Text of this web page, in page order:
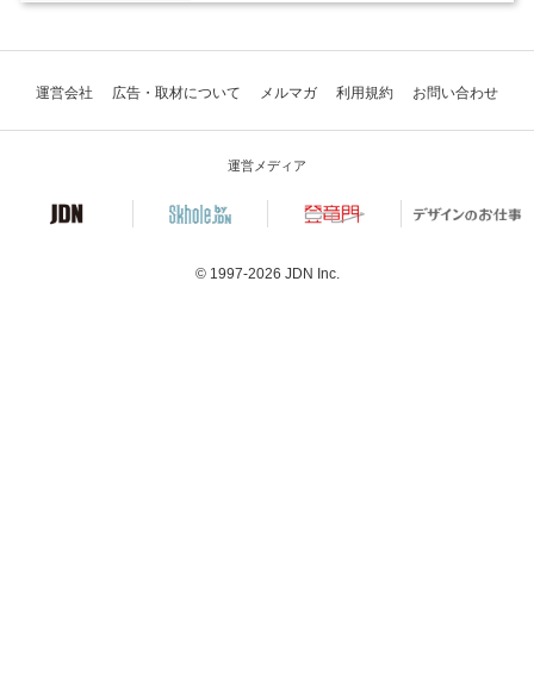
運営会社 広告・取材について メルマガ 利用規約 お問い合わせ
運営メディア
© 1997-2026 JDN Inc.